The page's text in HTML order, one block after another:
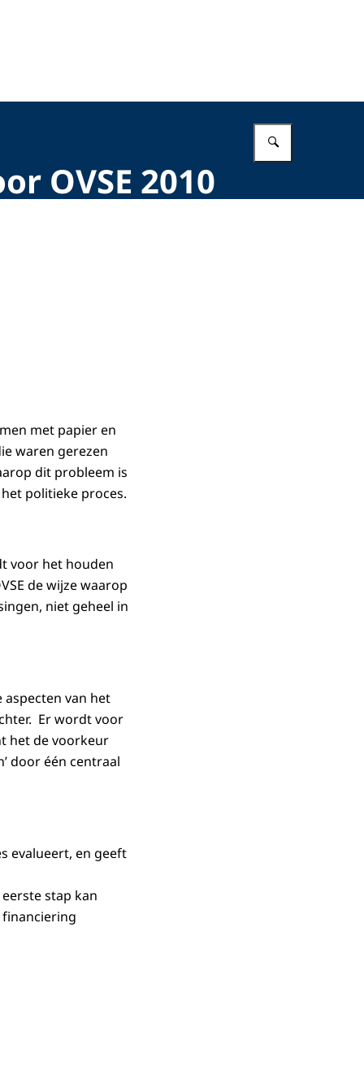
OVSE 2010
met papier en
waren gerezen
dit probleem is
politieke proces.
voor het houden
de wijze waarop
niet geheel in
van het
Er wordt voor
het de voorkeur
door één centraal
evalueert, en geeft
stap kan